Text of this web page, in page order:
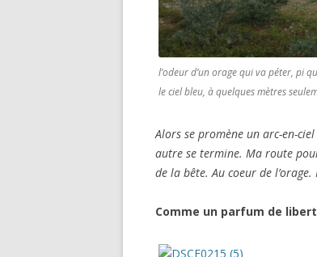
l’odeur d’un orage qui va péter, pi
le ciel bleu, à quelques mètres
Alors se promène un arc-en-
autre se termine. Ma route
de la bête. Au coeur de l’orage.
Comme un parfum de